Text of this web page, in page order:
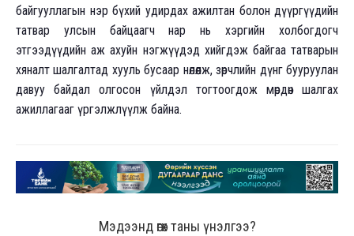
байгууллагын нэр бүхий удирдах ажилтан болон дүүргүүдийн
татвар улсын байцаагч нар нь хэргийн холбогдогч
этгээдүүдийн аж ахуйн нэгжүүдэд хийгдэж байгаа татварын
хяналт шалгалтад хууль бусаар нөлөөлж, зөрчлийн дүнг бууруулан
давуу байдал олгосон үйлдэл тогтоогдож мөрдөн шалгах
ажиллагааг үргэлжлүүлж байна.
Мэдээнд өгөх таны үнэлгээ?